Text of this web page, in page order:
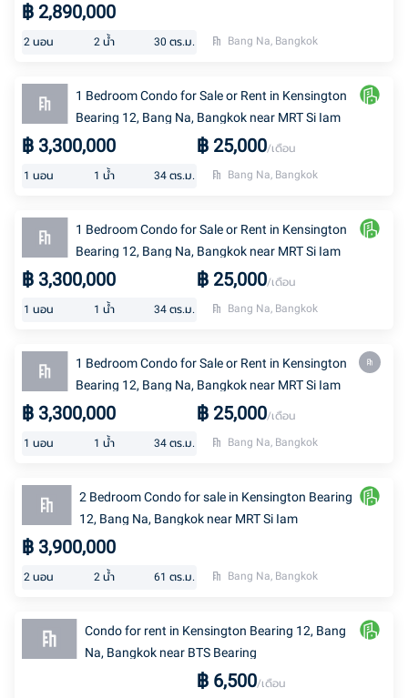
฿ 2,890,000
2 นอน 2 น้ำ 30 ตร.ม. Bang Na, Bangkok
1 Bedroom Condo for Sale or Rent in Kensington
Bearing 12, Bang Na, Bangkok near MRT Si Iam
฿ 25,000/เดือน
฿ 3,300,000
1 นอน 1 น้ำ 34 ตร.ม. Bang Na, Bangkok
1 Bedroom Condo for Sale or Rent in Kensington
Bearing 12, Bang Na, Bangkok near MRT Si Iam
฿ 25,000/เดือน
฿ 3,300,000
1 นอน 1 น้ำ 34 ตร.ม. Bang Na, Bangkok
1 Bedroom Condo for Sale or Rent in Kensington
Bearing 12, Bang Na, Bangkok near MRT Si Iam
฿ 25,000/เดือน
฿ 3,300,000
1 นอน 1 น้ำ 34 ตร.ม. Bang Na, Bangkok
2 Bedroom Condo for sale in Kensington Bearing
12, Bang Na, Bangkok near MRT Si Iam
฿ 3,900,000
2 นอน 2 น้ำ 61 ตร.ม. Bang Na, Bangkok
Condo for rent in Kensington Bearing 12, Bang
Na, Bangkok near BTS Bearing
฿ 6,500/เดือน